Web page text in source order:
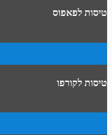
טיסות לפאפוס
טיסות לקורפו